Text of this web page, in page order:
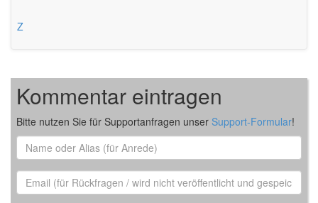
Z
Kommentar eintragen
Bitte nutzen Sie für Supportanfragen unser Support-Formular!
Name
oder
Alias
Email
(für